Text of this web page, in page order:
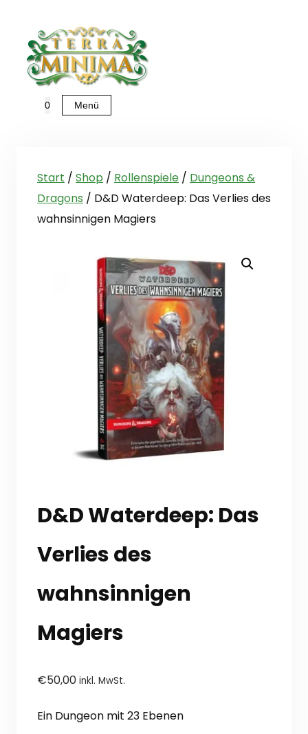
springen
0 Menü
Start / Shop / Rollenspiele / Dungeons &
Dragons / D&D Waterdeep: Das Verlies des
wahnsinnigen Magiers
D&D Waterdeep: Das
Verlies des
wahnsinnigen
Magiers
€50,00 inkl. MwSt.
Ein Dungeon mit 23 Ebenen